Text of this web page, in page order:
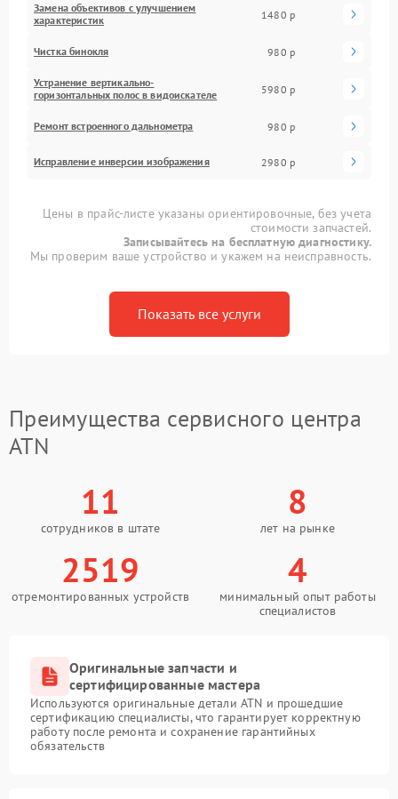
Замена объективов с улучшением
характеристик
1480 р
Чистка бинокля 980 р
Устранение вертикально-
горизонтальных полос в видоискателе
5980 р
Ремонт встроенного дальнометра 980 р
Исправление инверсии изображения 2980 р
Цены в прайс-листе указаны ориентировочные, без учета
стоимости запчастей.
Записывайтесь на бесплатную диагностику.
Мы проверим ваше устройство и укажем на неисправность.
Показать все услуги
Преимущества сервисного центра
ATN
11
сотрудников в штате
8
лет на рынке
2519
отремонтированных устройств
4
минимальный опыт работы
специалистов
Оригинальные запчасти и
сертифицированные мастера
Используются оригинальные детали ATN и прошедшие
сертификацию специалисты, что гарантирует корректную
работу после ремонта и сохранение гарантийных
обязательств